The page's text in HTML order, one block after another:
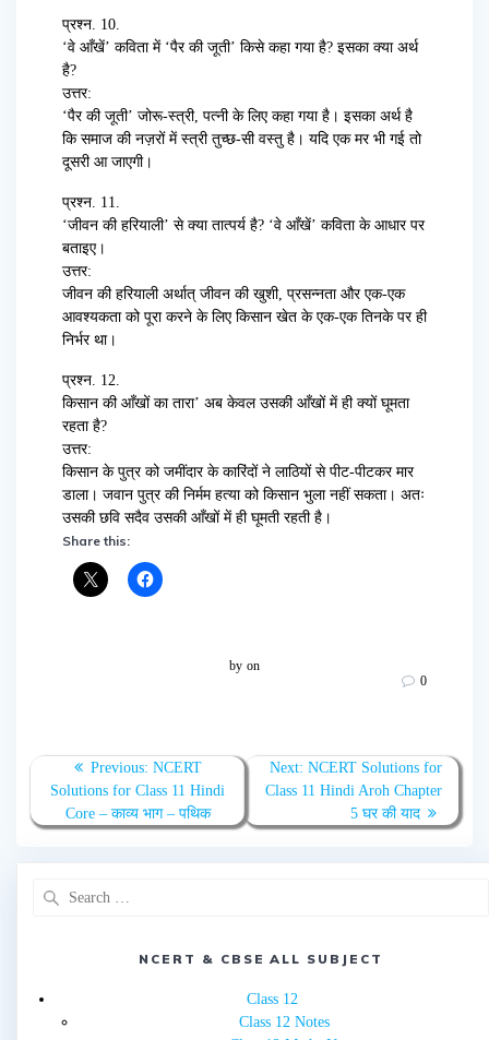
प्रश्न. 10.
‘वे आँखें’ कविता में ‘पैर की जूती’ किसे कहा गया है? इसका क्या अर्थ
है?
उत्तर:
‘पैर की जूती’ जोरू-स्त्री, पत्नी के लिए कहा गया है। इसका अर्थ है
कि समाज की नज़रों में स्त्री तुच्छ-सी वस्तु है। यदि एक मर भी गई तो
दूसरी आ जाएगी।
प्रश्न. 11.
‘जीवन की हरियाली’ से क्या तात्पर्य है? ‘वे आँखें’ कविता के आधार पर
बताइए।
उत्तर:
जीवन की हरियाली अर्थात् जीवन की खुशी, प्रसन्नता और एक-एक
आवश्यकता को पूरा करने के लिए किसान खेत के एक-एक तिनके पर ही
निर्भर था।
प्रश्न. 12.
किसान की आँखों का तारा’ अब केवल उसकी आँखों में ही क्यों घूमता
रहता है?
उत्तर:
किसान के पुत्र को जमींदार के कारिंदों ने लाठियों से पीट-पीटकर मार
डाला। जवान पुत्र की निर्मम हत्या को किसान भुला नहीं सकता। अतः
उसकी छवि सदैव उसकी आँखों में ही घूमती रहती है।
Share this:
by on
0
Post
navigation
Previous: Previous
post:
NCERT
Solutions for Class 11 Hindi
Core – काव्य भाग – पथिक
Next: Next
post:
NCERT Solutions for
Class 11 Hindi Aroh Chapter
5 घर की याद
NCERT & CBSE ALL SUBJECT
Class 12
Class 12 Notes